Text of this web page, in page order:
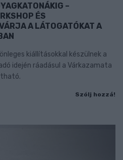
–
ÉS
A LÁTOGATÓKAT A
kiállításokkal készülnek a
idején ráadásul a Várkazamata
Szólj hozzá!